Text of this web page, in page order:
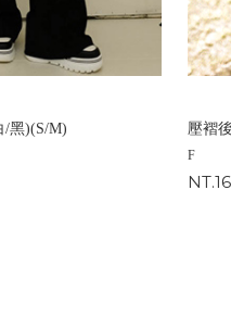
/黑)(S/M) 壓褶
F